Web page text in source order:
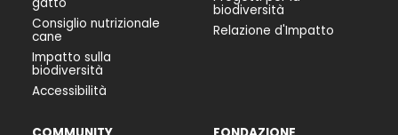
Consiglio nutrizionale
cane
Impatto sulla
biodiversità
Accessibilità
biodiversità
Relazione d'Impatto